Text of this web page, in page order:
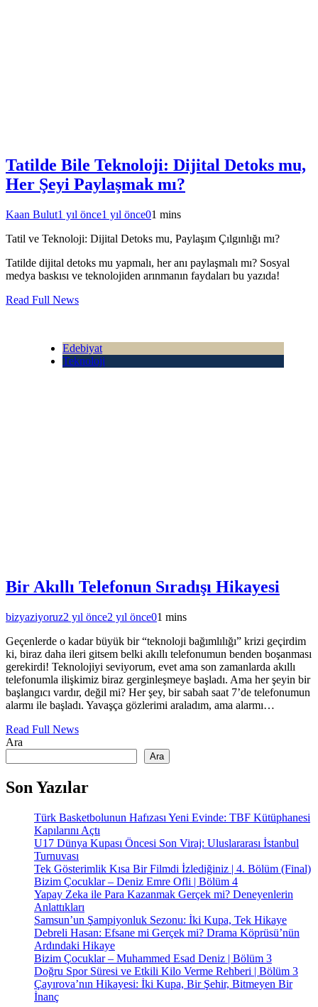
Tatilde Bile Teknoloji: Dijital Detoks mu,
Her Şeyi Paylaşmak mı?
Kaan Bulut1 yıl önce1 yıl önce01 mins
Tatil ve Teknoloji: Dijital Detoks mu, Paylaşım Çılgınlığı mı?
Tatilde dijital detoks mu yapmalı, her anı paylaşmalı mı? Sosyal
medya baskısı ve teknolojiden arınmanın faydaları bu yazıda!
Read Full News
Edebiyat
Teknoloji
Bir Akıllı Telefonun Sıradışı Hikayesi
bizyaziyoruz2 yıl önce2 yıl önce01 mins
Geçenlerde o kadar büyük bir “teknoloji bağımlılığı” krizi geçirdim
ki, biraz daha ileri gitsem belki akıllı telefonumun benden boşanması
gerekirdi! Teknolojiyi seviyorum, evet ama son zamanlarda akıllı
telefonumla ilişkimiz biraz gerginleşmeye başladı. Ama her şeyin bir
başlangıcı vardır, değil mi? Her şey, bir sabah saat 7’de telefonumun
alarmı ile başladı. Yavaşça gözlerimi araladım, ama alarmı…
Read Full News
Ara
Ara
Son Yazılar
Türk Basketbolunun Hafızası Yeni Evinde: TBF Kütüphanesi
Kapılarını Açtı
U17 Dünya Kupası Öncesi Son Viraj: Uluslararası İstanbul
Turnuvası
Tek Gösterimlik Kısa Bir Filmdi İzlediğiniz | 4. Bölüm (Final)
Bizim Çocuklar – Deniz Emre Ofli | Bölüm 4
Yapay Zeka ile Para Kazanmak Gerçek mi? Deneyenlerin
Anlattıkları
Samsun’un Şampiyonluk Sezonu: İki Kupa, Tek Hikaye
Debreli Hasan: Efsane mi Gerçek mi? Drama Köprüsü’nün
Ardındaki Hikaye
Bizim Çocuklar – Muhammed Esad Deniz | Bölüm 3
Doğru Spor Süresi ve Etkili Kilo Verme Rehberi | Bölüm 3
Çayırova’nın Hikayesi: İki Kupa, Bir Şehir, Bitmeyen Bir
İnanç